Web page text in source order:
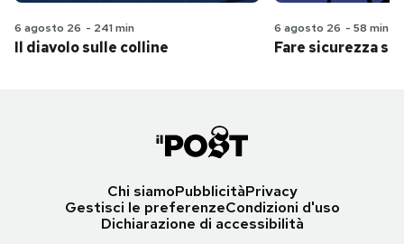
6 agosto 26 - 241 min
Il diavolo sulle colline
6 agosto 26 - 58 min
Fare sicurezza
Chi siamoPubblicitàPrivacy
Gestisci le preferenzeCondizioni d'uso
Dichiarazione di accessibilità